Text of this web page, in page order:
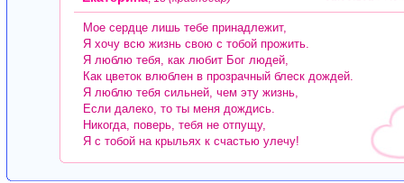
Мое сердце лишь тебе принадлежит,
Я хочу всю жизнь свою с тобой прожить.
Я люблю тебя, как любит Бог людей,
Как цветок влюблен в прозрачный блеск дождей.
Я люблю тебя сильней, чем эту жизнь,
Если далеко, то ты меня дождись.
Никогда, поверь, тебя не отпущу,
Я с тобой на крыльях к счастью улечу!